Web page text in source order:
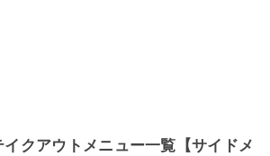
クアウトメニュー一覧【サイドメ